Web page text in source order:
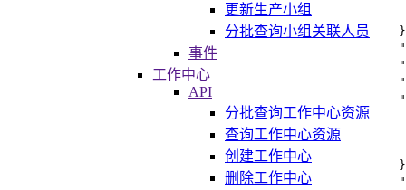
更新生产小组
分批查询小组关联人员
事件
工作中心
API
分批查询工作中心资源
查询工作中心资源
创建工作中心
删除工作中心
}
}